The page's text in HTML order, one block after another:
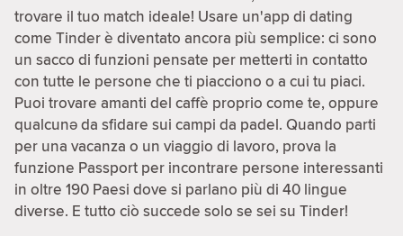
trovare il tuo match ideale! Usare un'app di dating
come Tinder è diventato ancora più semplice: ci sono
un sacco di funzioni pensate per metterti in contatto
con tutte le persone che ti piacciono o a cui tu piaci.
Puoi trovare amanti del caffè proprio come te, oppure
qualcunə da sfidare sui campi da padel. Quando parti
per una vacanza o un viaggio di lavoro, prova la
funzione Passport per incontrare persone interessanti
in oltre 190 Paesi dove si parlano più di 40 lingue
diverse. E tutto ciò succede solo se sei su Tinder!